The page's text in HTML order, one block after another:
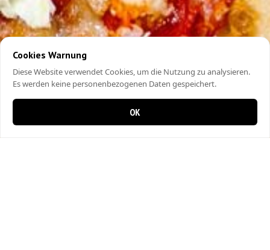
Cookies Warnung
Diese Website verwendet Cookies, um die Nutzung zu analysieren.
Es werden keine personenbezogenen Daten gespeichert.
OK